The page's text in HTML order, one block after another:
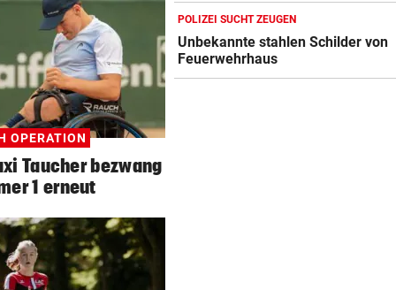
OPERATION
Taucher bezwang
1 erneut
POLIZEI SUCHT ZEUGEN
Unbekannte stahlen Schilder von
Feuerwehrhaus